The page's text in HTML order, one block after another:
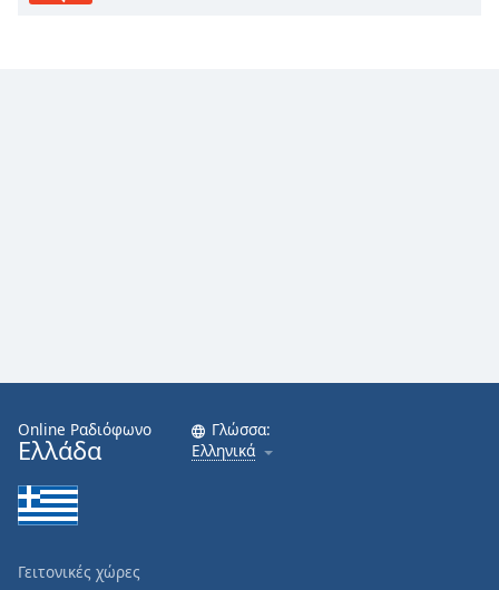
Online Ραδιόφωνο
Ελλάδα
Γλώσσα:
Ελληνικά
Γειτονικές χώρες